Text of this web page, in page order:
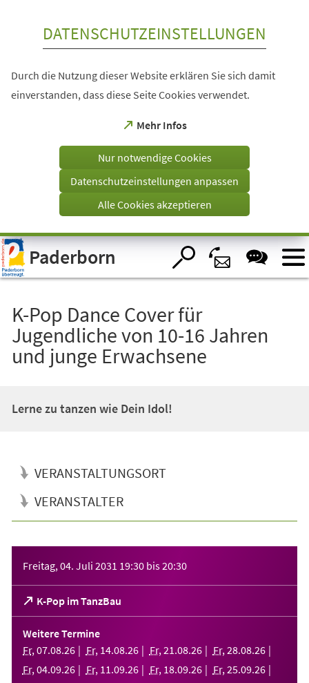
Visuelle
Assistenzsoftware
öffnen.
DATENSCHUTZEINSTELLUNGEN
Durch die Nutzung dieser Website erklären Sie sich damit
einverstanden, dass diese Seite Cookies verwendet.
Mehr Infos
(Öffnet
einem
Tab)
Nur notwendige Cookies
Datenschutzeinstellungen anpassen
Alle Cookies akzeptieren
Paderborn
K-Pop Dance Cover für
Jugendliche von 10-16 Jahren
und junge Erwachsene
Lerne zu tanzen wie Dein Idol!
VERANSTALTUNGSORT
VERANSTALTER
Freitag, 04. Juli 2031 19:30 bis20:30
K-Pop im TanzBau
(Öffnet
in
einem
neuen
Tab)
Weitere Termine
Fr, 07.08.26 Fr, 14.08.26 Fr, 21 .08.26 Fr, 28.08.26
Fr, 04.09.26 Fr, 11 .09.26 Fr, 18.09.26 Fr, 25.09.26